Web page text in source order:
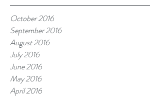
October 2016
September 2016
August 2016
July 2016
June 2016
May 2016
April 2016